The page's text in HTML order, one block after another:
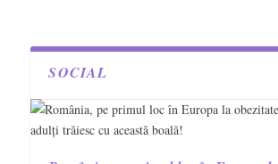
SOCIAL